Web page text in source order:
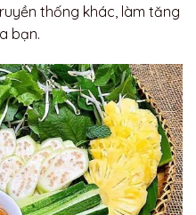
thống khác, làm tăng
bạn.